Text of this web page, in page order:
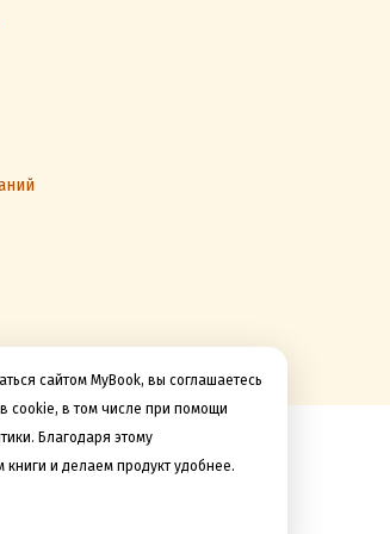
сайтом MyBook, вы соглашаетесь
cookie, в том числе при помощи
Благодаря этому
и делаем продукт удобнее.